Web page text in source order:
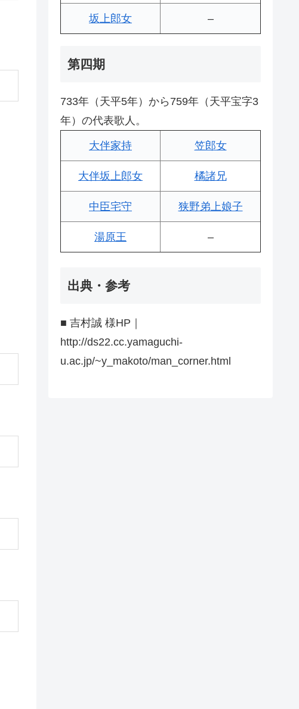
坂上郎女 –
第四期
733年（天平5年）から759年（天平宝字3
年）の代表歌人。
大伴家持 笠郎女
大伴坂上郎女 橘諸兄
中臣宅守 狭野弟上娘子
湯原王 –
出典・参考
■ 吉村誠 様HP｜
http://ds22.cc.yamaguchi-
u.ac.jp/~y_makoto/man_corner.html